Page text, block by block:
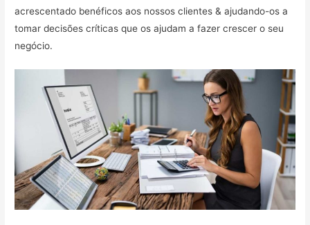
acrescentado benéficos aos nossos clientes & ajudando-os a
tomar decisões críticas que os ajudam a fazer crescer o seu
negócio.